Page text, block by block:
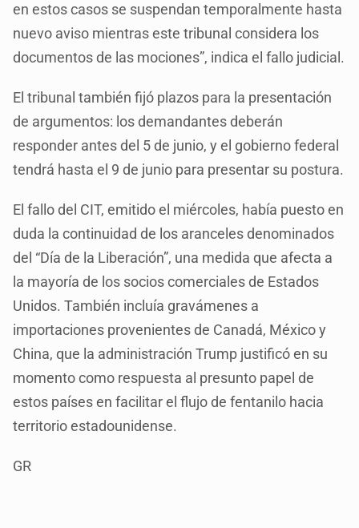
en estos casos se suspendan temporalmente hasta
nuevo aviso mientras este tribunal considera los
documentos de las mociones”, indica el fallo judicial.
El tribunal también fijó plazos para la presentación
de argumentos: los demandantes deberán
responder antes del 5 de junio, y el gobierno federal
tendrá hasta el 9 de junio para presentar su postura.
El fallo del CIT, emitido el miércoles, había puesto en
duda la continuidad de los aranceles denominados
del “Día de la Liberación”, una medida que afecta a
la mayoría de los socios comerciales de Estados
Unidos. También incluía gravámenes a
importaciones provenientes de Canadá, México y
China, que la administración Trump justificó en su
momento como respuesta al presunto papel de
estos países en facilitar el flujo de fentanilo hacia
territorio estadounidense.
GR